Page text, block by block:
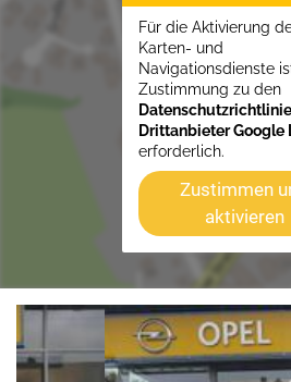
Für die Aktivierung
Karten- und
Navigationsdienste
Zustimmung zu den
Drittanbieter Google
erforderlich.
Zustimmen
aktivieren